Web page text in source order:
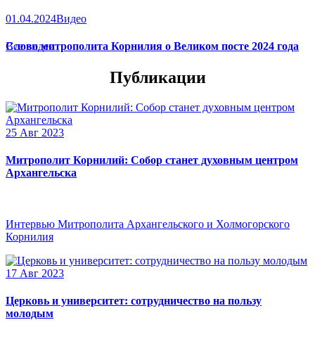
01.04.2024Видео
Слово митрополита Корнилия о Великом посте 2024 года
Все видео
Публикации
25 Авг 2023
Митрополит Корнилий: Собор станет духовным центром
Архангельска
Интервью Митрополита Архангельского и Холмогорского
Корнилия
17 Авг 2023
Церковь и университет: сотрудничество на пользу
молодым